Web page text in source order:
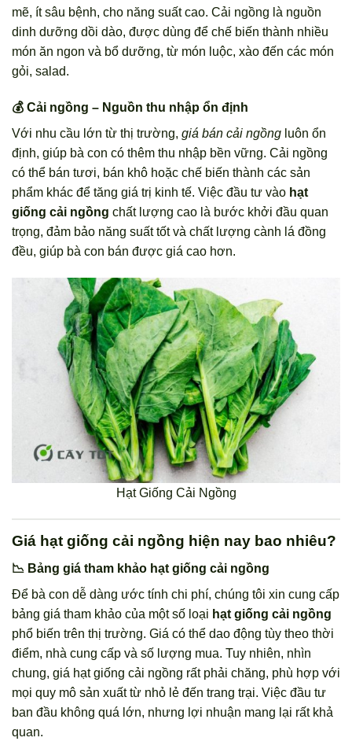
mẽ, ít sâu bệnh, cho năng suất cao. Cải ngồng là nguồn
dinh dưỡng dồi dào, được dùng để chế biến thành nhiều
món ăn ngon và bổ dưỡng, từ món luộc, xào đến các món
gỏi, salad.
💰 Cải ngồng – Nguồn thu nhập ổn định
Với nhu cầu lớn từ thị trường, giá bán cải ngồng luôn ổn
định, giúp bà con có thêm thu nhập bền vững. Cải ngồng
có thể bán tươi, bán khô hoặc chế biến thành các sản
phẩm khác để tăng giá trị kinh tế. Việc đầu tư vào hạt
giống cải ngồng chất lượng cao là bước khởi đầu quan
trọng, đảm bảo năng suất tốt và chất lượng cành lá đồng
đều, giúp bà con bán được giá cao hơn.
Hạt Giống Cải Ngồng
Giá hạt giống cải ngồng hiện nay bao nhiêu?
📉 Bảng giá tham khảo hạt giống cải ngồng
Để bà con dễ dàng ước tính chi phí, chúng tôi xin cung cấp
bảng giá tham khảo của một số loại hạt giống cải ngồng
phổ biến trên thị trường. Giá có thể dao động tùy theo thời
điểm, nhà cung cấp và số lượng mua. Tuy nhiên, nhìn
chung, giá hạt giống cải ngồng rất phải chăng, phù hợp với
mọi quy mô sản xuất từ nhỏ lẻ đến trang trại. Việc đầu tư
ban đầu không quá lớn, nhưng lợi nhuận mang lại rất khả
quan.